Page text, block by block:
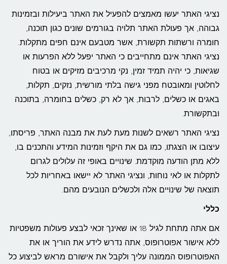
נציגי האתר יעשו מאמצים להפעיל את האתר ביעילות ובזמינות
גבוהה, אך פעולת האתר תלויה בגורמים שונים כגון תוכנה,
חומרה ורשתות תקשורת, אשר מטבעם אינם חפים מתקלות.
נציגי האתר אינם מתחייבים כי האתר יפעל ללא הפרעות או
שגיאות, כי יהיה תמיד זמין, נקי מרכיבים מזיקים או בטוח
לחלוטין ומאובטח מפני גישה בלתי מורשית, נזקים, תקלות,
באגים או כשלים, לרבות, אך לא רק, כשלים בחומרה, בתוכנה
ובתקשורת.
נציגי האתר רשאים לשנות מעת לעת את מבנה האתר, פריסתו,
עיצובו או הצגתו, כמו גם את היקף וזמינות המידע והתכנים בו,
ללא מתן הודעה מוקדמת. שינויים באופי זה עלולים לגרום
לתקלות או לאי נוחות, ונציגי האתר לא יישאו באחריות לכל
תוצאה של שינויים אלה ולכשלים הנובעים מהם.
כללי
אם אתה מתחת לגיל 18 או שאינך זכאי לבצע פעולות משפטיות
ללא אישור אפוטרופוס, אתה נדרש לידע את הוריך או את
האפוטרופוס הממונה עליך ולקבל את אישורם מראש לביצוע כל